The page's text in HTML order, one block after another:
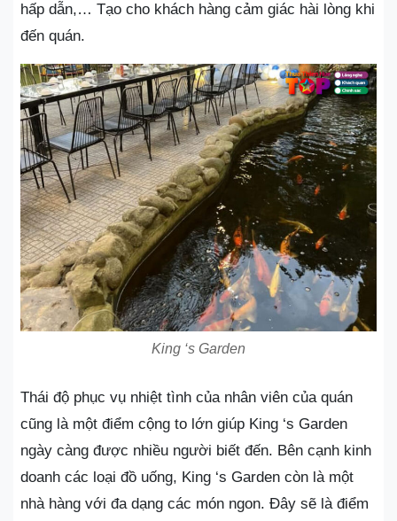
hấp dẫn,… Tạo cho khách hàng cảm giác hài lòng khi
đến quán.
King ‘s Garden
Thái độ phục vụ nhiệt tình của nhân viên của quán
cũng là một điểm cộng to lớn giúp King ‘s Garden
ngày càng được nhiều người biết đến. Bên cạnh kinh
doanh các loại đồ uống, King ‘s Garden còn là một
nhà hàng với đa dạng các món ngon. Đây sẽ là điểm